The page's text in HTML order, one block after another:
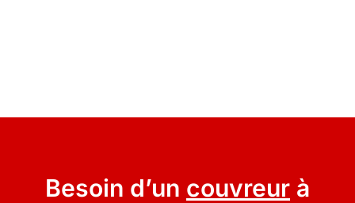
Besoin d’un couvreur à